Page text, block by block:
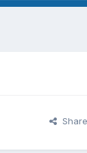
Share